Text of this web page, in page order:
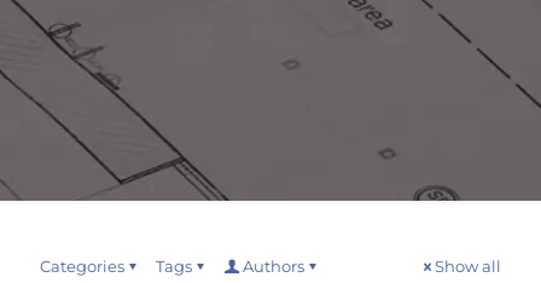
Categories Tags Authors Show all